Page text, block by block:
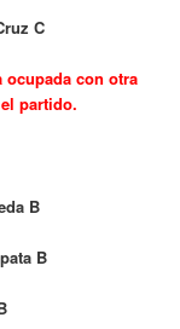
C
ocupada con otra
partido.
B
B